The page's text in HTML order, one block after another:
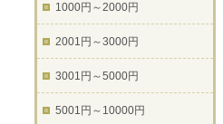
1000円～2000円
2001円～3000円
3001円～5000円
5001円～10000円